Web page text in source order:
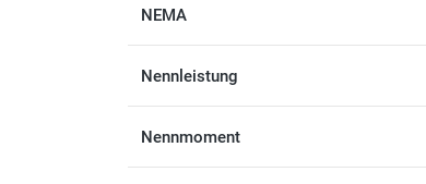
NEMA
Nennleistung
Nennmoment